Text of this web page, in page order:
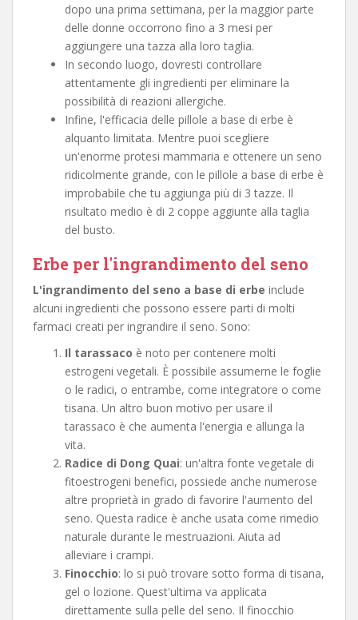
dopo una prima settimana, per la maggior parte
delle donne occorrono fino a 3 mesi per
aggiungere una tazza alla loro taglia.
In secondo luogo, dovresti controllare
attentamente gli ingredienti per eliminare la
possibilità di reazioni allergiche.
Infine, l'efficacia delle pillole a base di erbe è
alquanto limitata. Mentre puoi scegliere
un'enorme protesi mammaria e ottenere un seno
ridicolmente grande, con le pillole a base di erbe è
improbabile che tu aggiunga più di 3 tazze. Il
risultato medio è di 2 coppe aggiunte alla taglia
del busto.
Erbe per l'ingrandimento del seno
L'ingrandimento del seno a base di erbe include
alcuni ingredienti che possono essere parti di molti
farmaci creati per ingrandire il seno. Sono:
Il tarassaco è noto per contenere molti
estrogeni vegetali. È possibile assumerne le foglie
o le radici, o entrambe, come integratore o come
tisana. Un altro buon motivo per usare il
tarassaco è che aumenta l'energia e allunga la
vita.
Radice di Dong Quai: un'altra fonte vegetale di
fitoestrogeni benefici, possiede anche numerose
altre proprietà in grado di favorire l'aumento del
seno. Questa radice è anche usata come rimedio
naturale durante le mestruazioni. Aiuta ad
alleviare i crampi.
Finocchio: lo si può trovare sotto forma di tisana,
gel o lozione. Quest'ultima va applicata
direttamente sulla pelle del seno. Il finocchio